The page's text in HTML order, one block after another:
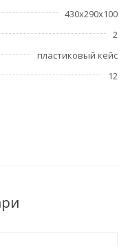
430х290х100
2
пластиковый кейс
12